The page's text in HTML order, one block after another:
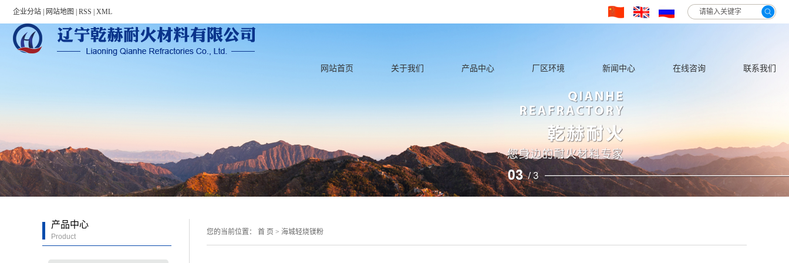
Warning: file_put_contents(/home/lnqhnhglvn3qwhin5h/wwwroot/source/cache/license_cache.php): failed to open stream: Permission denied in /home/lnqhnhglvn3qwhin5h/wwwroot/source/model/api.class.php on line 217
企业分站 网站地图 RSS XML
网站首页 关于我们 产品中心 厂区环境 新闻中心 在线咨询 联系我们
产品中心
Product
您的当前位置： 首 页 > 海城轻烧镁粉